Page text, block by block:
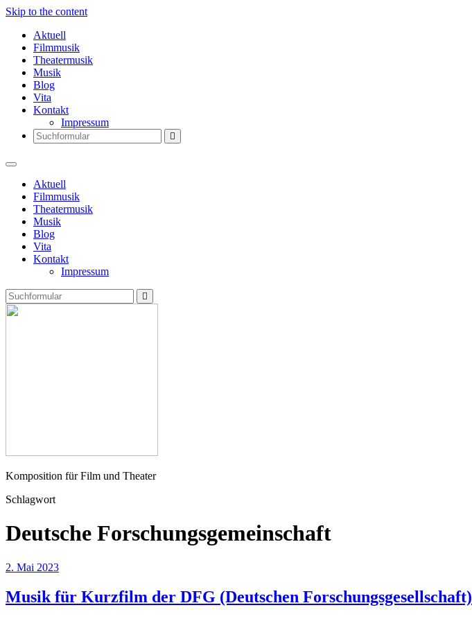
Skip to the content
Aktuell
Filmmusik
Theatermusik
Musik
Blog
Vita
Kontakt
Impressum
Search
Aktuell
Filmmusik
Theatermusik
Musik
Blog
Vita
Kontakt
Impressum
Search
Komposition für Film und Theater
Schlagwort
Deutsche Forschungsgemeinschaft
2. Mai 2023
Musik für Kurzfilm der DFG (Deutschen Forschungsgesellschaft)